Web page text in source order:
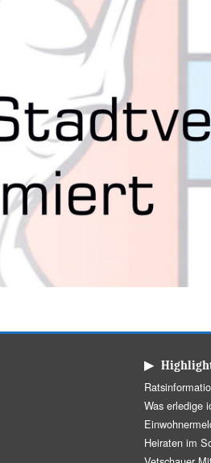
▶
Was erledige
Heiraten im